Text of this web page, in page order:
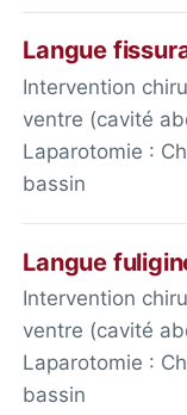
Langue
Intervention
ventre (cavité
Laparotomie :
bassin
Langue
Intervention
ventre (cavité
Laparotomie :
bassin